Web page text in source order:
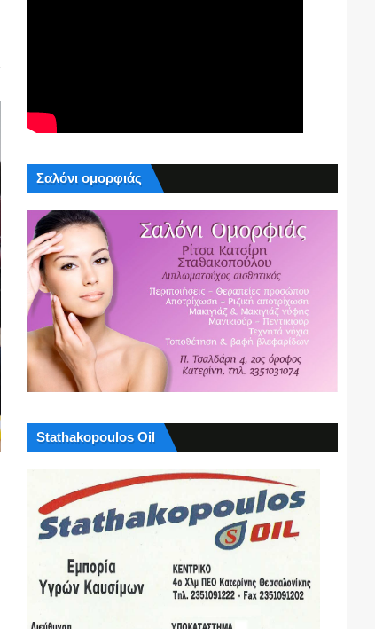
Σαλόνι ομορφιάς
Stathakopoulos Oil